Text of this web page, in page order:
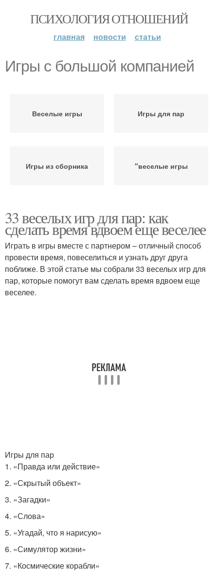
ПСИХОЛОГИЯ ОТНОШЕНИЙ
главная новости статьи
Игры с большой компанией
Веселые игры Игры для пар
Игры из сборника "веселые игры
33 веселых игр для пар: как
сделать время вдвоем еще веселее
Играть в игры вместе с партнером – отличный способ
провести время, повеселиться и узнать друг друга
поближе. В этой статье мы собрали 33 веселых игр для
пар, которые помогут вам сделать время вдвоем еще
веселее.
Игры для пар
1. «Правда или действие»
2. «Скрытый объект»
3. «Загадки»
4. «Слова»
5. «Угадай, что я нарисую»
6. «Симулятор жизни»
7. «Космические корабли»